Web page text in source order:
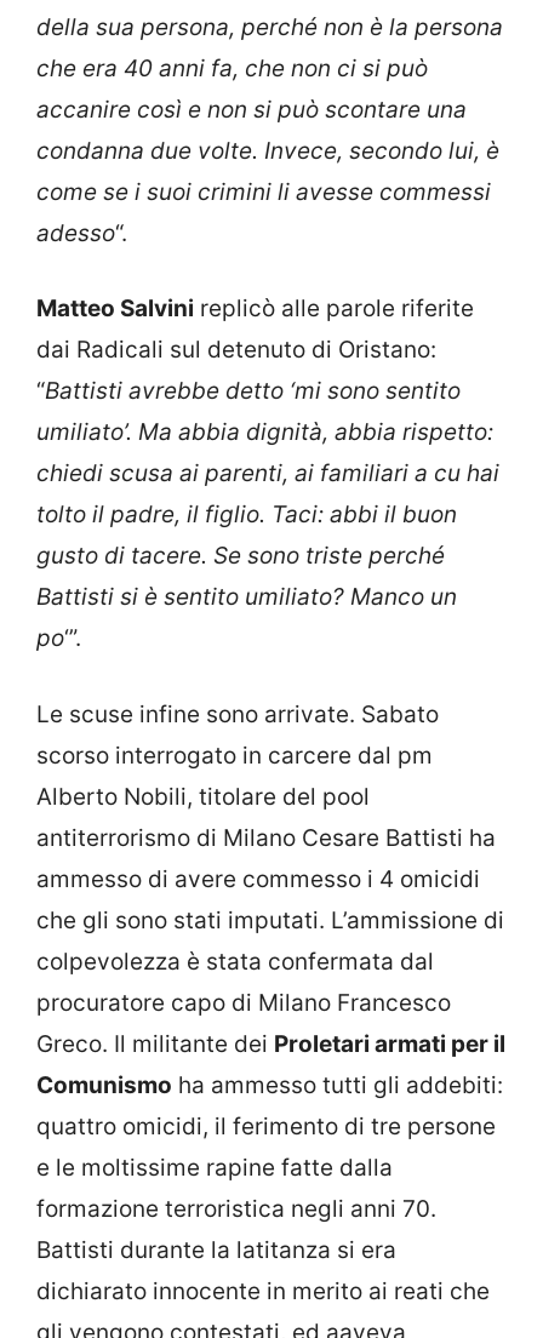
della sua persona, perché non è la persona
che era 40 anni fa, che non ci si può
accanire così e non si può scontare una
condanna due volte. Invece, secondo lui, è
come se i suoi crimini li avesse commessi
adesso“.
Matteo Salvini replicò alle parole riferite
dai Radicali sul detenuto di Oristano:
“Battisti avrebbe detto ‘mi sono sentito
umiliato’. Ma abbia dignità, abbia rispetto:
chiedi scusa ai parenti, ai familiari a cu hai
tolto il padre, il figlio. Taci: abbi il buon
gusto di tacere. Se sono triste perché
Battisti si è sentito umiliato? Manco un
po‘”.
Le scuse infine sono arrivate. Sabato
scorso interrogato in carcere dal pm
Alberto Nobili, titolare del pool
antiterrorismo di Milano Cesare Battisti ha
ammesso di avere commesso i 4 omicidi
che gli sono stati imputati. L’ammissione di
colpevolezza è stata confermata dal
procuratore capo di Milano Francesco
Greco. Il militante dei Proletari armati per il
Comunismo ha ammesso tutti gli addebiti:
quattro omicidi, il ferimento di tre persone
e le moltissime rapine fatte dalla
formazione terroristica negli anni 70.
Battisti durante la latitanza si era
dichiarato innocente in merito ai reati che
gli vengono contestati, ed aaveva